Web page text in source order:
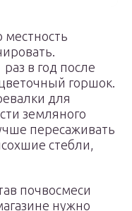
в год после
горшок.
для
земляного
пересаживать
стебли,
почвосмеси
нужно